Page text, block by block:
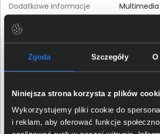
Zgoda Szczegóły
Niniejsza strona korzysta z plików
Wykorzystujemy pliki cookie do
i reklam, aby oferować funkcje
Dodatkowe informacje Multimedia
Szczegóły dotyczące
Dell Inc.; 1
Osoba odpowiedzialna za
produkt
Dell Sp. z
4a, 00-189